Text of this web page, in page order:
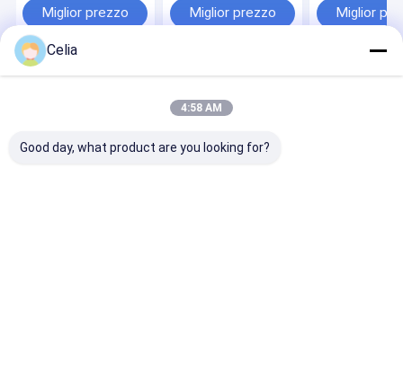
motore Isuzu 4BG1
4BD1 4BE1
Miglior prezzo
escavatore Isuzu
6HK1T ZX330-3
Miglior prezzo
motoreMiglior
Casa Circa noi Contattaci
Desktop Site
Mappa del sito
Informativa sulla privacy
Reserved.
Celia
4:58 AM
Good day, what product are you looking for?